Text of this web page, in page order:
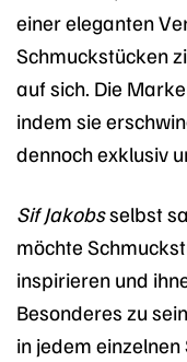
einer eleganten
Schmuckstücken
auf sich. Die
indem sie
dennoch exklusiv
Sif Jakobsselbst
möchte
inspirieren und
Besonderes zu
in jedem